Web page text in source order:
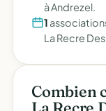
à Andrezel.
1
La Recre
Combien